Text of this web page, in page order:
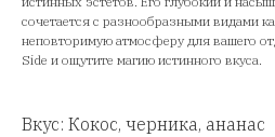
сочетается с разнообразными видами
неповторимую атмосферу для вашего
Side и ощутите магию истинного вкуса.
Вкус: Кокос, черника, ананас